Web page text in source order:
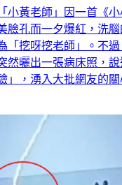
小黃老師」因一首《
臉孔而一夕爆紅，洗
「挖呀挖老師」。不
然曬出一張病床照，說
」，湧入大批網友的關